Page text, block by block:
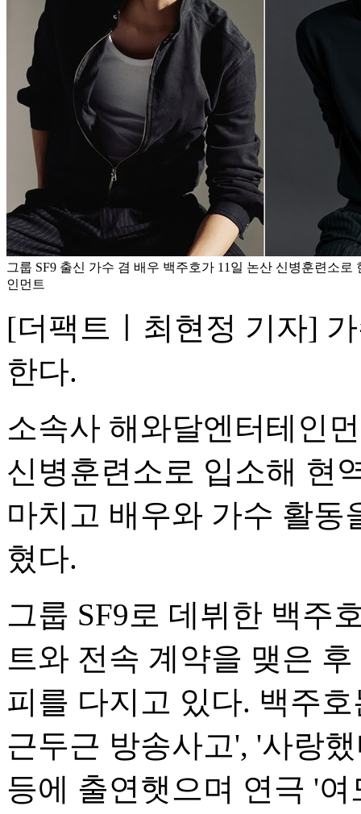
그룹 SF9 출신 가수 겸 배우 백주호가 11일 논산 신병훈련소로
인먼트
[더팩트ㅣ최현정 기자]
한다.
소속사 해와달엔터테인
신병훈련소로 입소해 현
마치고 배우와 가수 활
혔다.
그룹 SF9로 데뷔한 백주
트와 전속 계약을 맺은
피를 다지고 있다. 백주
근두근 방송사고', '사랑
등에 출연햇으며 연극 '